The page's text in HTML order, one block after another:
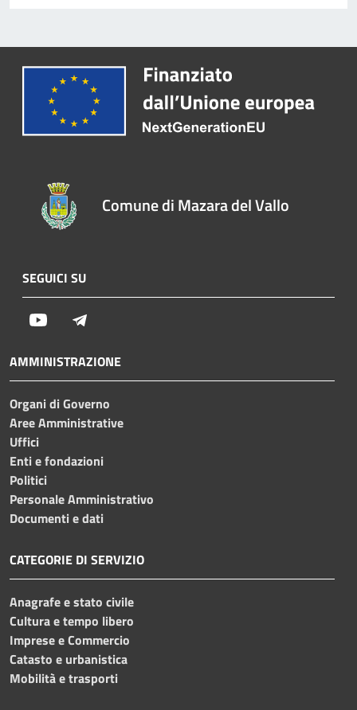
Comune di Mazara del Vallo
SEGUICI SU
Youtube
AMMINISTRAZIONE
Organi di Governo
Aree Amministrative
Uffici
Enti e fondazioni
Politici
Personale Amministrativo
Documenti e dati
CATEGORIE DI SERVIZIO
Anagrafe e stato civile
Cultura e tempo libero
Imprese e Commercio
Catasto e urbanistica
Mobilità e trasporti